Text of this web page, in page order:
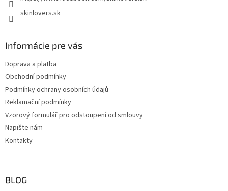
skinlovers.sk
Informácie pre vás
Doprava a platba
Obchodní podmínky
Podmínky ochrany osobních údajů
Reklamační podmínky
Vzorový formulář pro odstoupení od smlouvy
Napište nám
Kontakty
BLOG